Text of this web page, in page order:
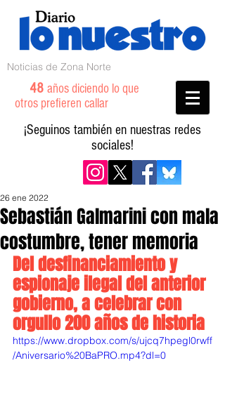
Noticias de Zona Norte
48 años diciendo lo que
otros prefieren callar
¡Seguinos también en nuestras redes
sociales!
Sebastián Galmarini con mala
costumbre, tener memoria
26 ene 2022
Del desfinanciamiento y
espionaje ilegal del anterior
gobierno, a celebrar con
orgullo 200 años de historia
https://www.dropbox.com/s/ujcq7hpegl0rwff
/Aniversario%20BaPRO.mp4?dl=0